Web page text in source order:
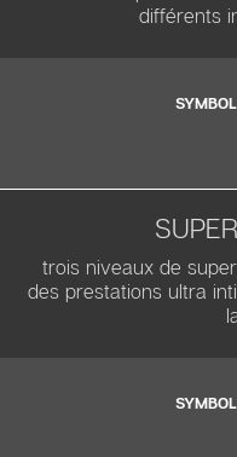
différents
trois niveaux de
des prestations ultra